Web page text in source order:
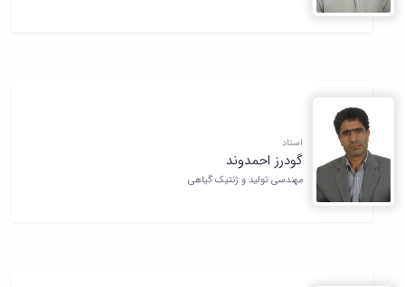
استاد
گودرز احمدوند
مهندسی تولید و ژنتیک گیاهی